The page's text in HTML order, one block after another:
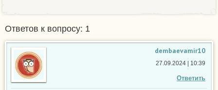
Ответов к вопросу: 1
dembaevamir10
Ответить
27.09.2024 | 10:39